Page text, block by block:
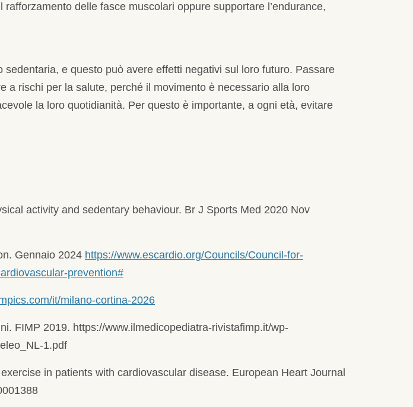
delle fasce muscolari oppure supportare l’endurance,
e questo può avere effetti negativi sul loro futuro. Passare
a rischi per la salute, perché il movimento è necessario alla loro
la loro quotidianità. Per questo è importante, a ogni età, evitare
activity and sedentary behaviour. Br J Sports Med 2020 Nov
Gennaio 2024 https://www.escardio.org/Councils/Council-for-
prevention#
it/milano-cortina-2026
FIMP 2019. https://www.ilmedicopediatra-rivistafimp.it/wp-
1.pdf
in patients with cardiovascular disease. European Heart Journal